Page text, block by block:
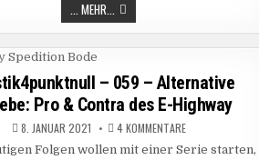
... MEHR... LOGISTIK4PUNKTNULL
–
061
–
LIEFERKETTEN
IM
BREXIT
– 059 – Alternative
Pro & Contra des E-Highway
8. JANUAR 2021 4 KOMMENTAREZU
–
Folgen wollen mit einer Serie starten,